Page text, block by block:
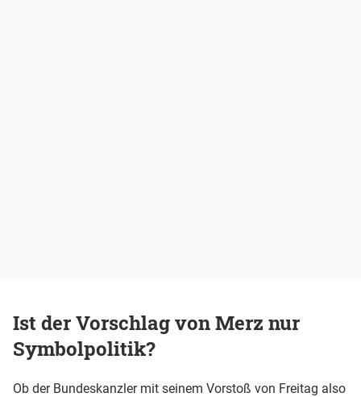
Ist der Vorschlag von Merz nur
Symbolpolitik?
Ob der Bundeskanzler mit seinem Vorstoß von Freitag also